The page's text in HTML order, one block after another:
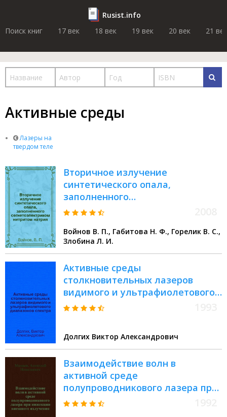
Rusist.info
Поиск книг
17 век 18 век 19 век 20 век 21 век
Активные среды
Лазеры на
твердом теле
Вторичное излучение
синтетического опала,
заполненного
сегнетоэлектриком нитритом
Войнов В. П., Габитова Н. Ф., Горелик В. С.,
Злобина Л. И.
Активные сpеды
столкновительных лазеpов
видимого и ультpафиолетового
диапазонов спектpа,
учен. степ. д.ф.-м.н
Долгих Виктоp Александpович
Взаимодействие волн в
активной среде
полупроводникового лазера при
инжекции внешнего излучения :